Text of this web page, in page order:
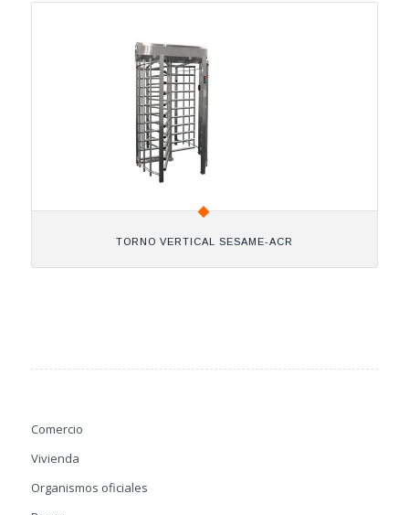
TORNO VERTICAL SESAME-ACR
Comercio
Vivienda
Organismos oficiales